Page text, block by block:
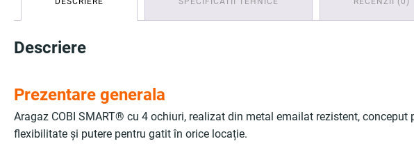
Descriere
Prezentare generala
Aragaz COBI SMART® cu 4 ochiuri, realizat din metal emailat rezistent,
flexibilitate și putere pentru gatit în orice locație.